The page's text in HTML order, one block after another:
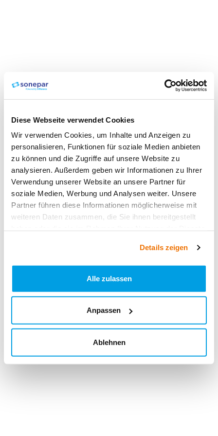
Diese Webseite verwendet Cookies
Wir verwenden Cookies, um Inhalte und Anzeigen zu
personalisieren, Funktionen für soziale Medien anbieten
zu können und die Zugriffe auf unsere Website zu
analysieren. Außerdem geben wir Informationen zu Ihrer
Verwendung unserer Website an unsere Partner für
soziale Medien, Werbung und Analysen weiter. Unsere
Partner führen diese Informationen möglicherweise mit
weiteren Daten zusammen, die Sie ihnen bereitgestellt
Details zeigen
Alle zulassen
Anpassen
Ablehnen